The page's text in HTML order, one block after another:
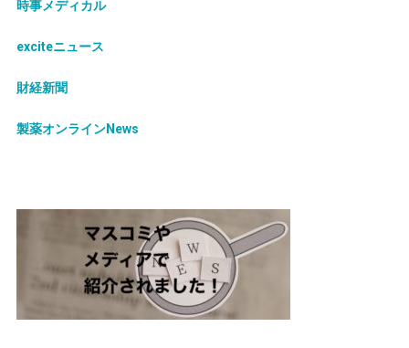
時事メディカル
exciteニュース
財経新聞
製薬オンラインNews